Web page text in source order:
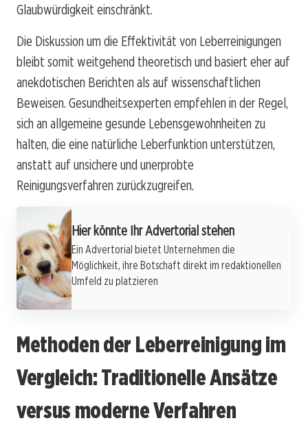
Glaubwürdigkeit einschränkt.
Die Diskussion um die Effektivität von Leberreinigungen
bleibt somit weitgehend theoretisch und basiert eher auf
anekdotischen Berichten als auf wissenschaftlichen
Beweisen. Gesundheitsexperten empfehlen in der Regel,
sich an allgemeine gesunde Lebensgewohnheiten zu
halten, die eine natürliche Leberfunktion unterstützen,
anstatt auf unsichere und unerprobte
Reinigungsverfahren zurückzugreifen.
Hier könnte Ihr Advertorial stehen
Ein Advertorial bietet Unternehmen die
Möglichkeit, ihre Botschaft direkt im redaktionellen
Umfeld zu platzieren
Methoden der Leberreinigung im
Vergleich: Traditionelle Ansätze
versus moderne Verfahren